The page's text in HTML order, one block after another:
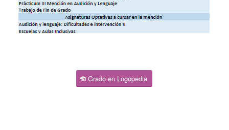
Grado en Logopedia